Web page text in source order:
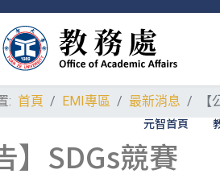
元智首頁
: 首頁 EMI專區 最新消息
】SDGs競賽